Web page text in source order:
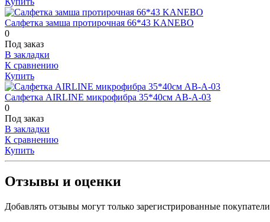
Салфетка замша протирочная 66*43 KANEBO
0
Под заказ
В закладки
К сравнению
Купить
Салфетка AIRLINE микрофибра 35*40см AB-А-03
0
Под заказ
В закладки
К сравнению
Купить
Отзывы и оценки
Добавлять отзывы могут только зарегистрированные покупатели